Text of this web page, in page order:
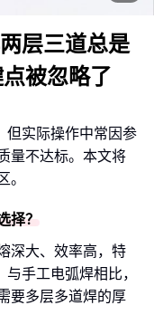
层三道总是
被忽略了
但实际操作中常因参
量不达标。本文将
。
择？
深大、效率高，特
手工电弧焊相比，
要多层多道焊的厚